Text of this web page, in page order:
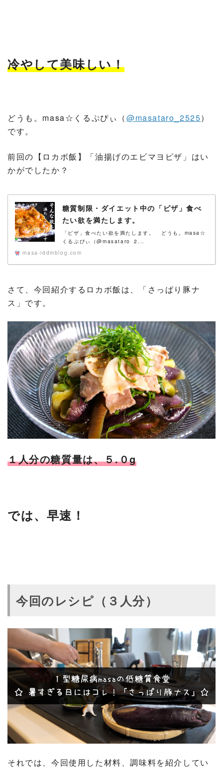
冷やして美味しい！
どうも。masa☆くるぷぴぃ（@masataro_2525）
です。
前回の【ロカボ飯】「油揚げのエビマヨピザ」はい
かがでしたか？
糖質制限・ダイエット中の「ピザ」食べ
たい欲を満たします。
「ピザ」食べたい欲を満たします。 どうも。masa☆
くるぷぴぃ（@masataro_2...
masa-iddmblog.com
さて、今回紹介するロカボ飯は、「さっぱり豚ナ
ス」です。
１人分の糖質量は、５.０g
では、早速！
今回のレシピ（３人分）
それでは、今回使用した材料、調味料を紹介してい